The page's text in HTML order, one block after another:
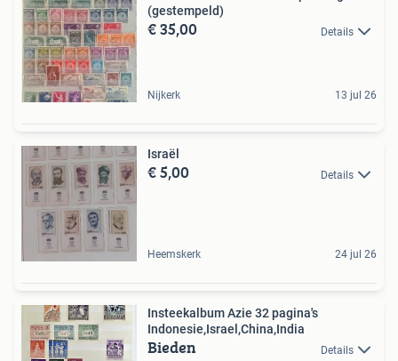
(gestempeld)
€ 35,00 Details
Nijkerk 13 jul 26
Israël
€ 5,00 Details
Heemskerk 24 jul 26
Insteekalbum Azie 32 pagina's
Indonesie,Israel,China,India
Bieden Details